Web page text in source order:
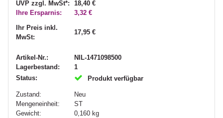
UVP zzgl. MwSt*:
18,40 €
Ihre Ersparnis:
3,32 €
Ihr Preis inkl.
MwSt:
17,95 €
Artikel-Nr.:
NIL-1471098500
Lagerbestand:
1
Status:
Produkt verfügbar
Zustand:
Neu
Mengeneinheit:
ST
Gewicht:
0,160 kg